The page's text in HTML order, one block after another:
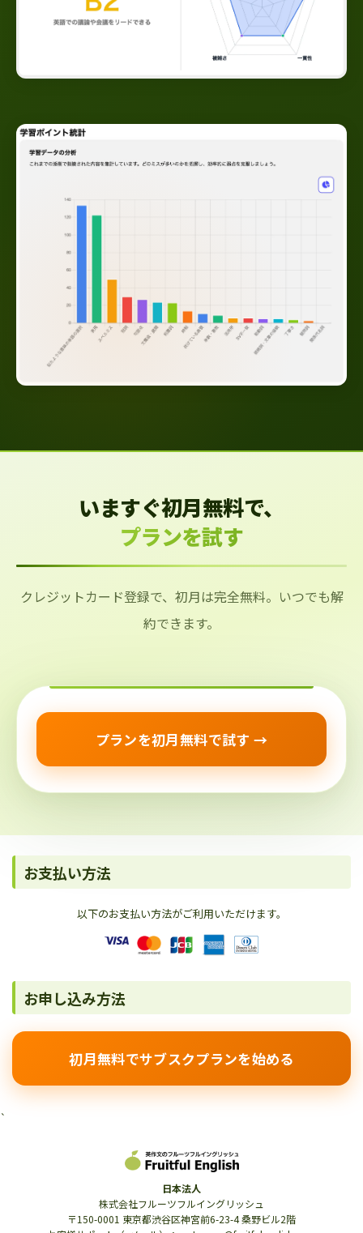
いますぐ初月無料で、
プランを試す
クレジットカード登録で、初月は完全無料。いつでも解
約できます。
プランを初月無料で試す →
お支払い方法
以下のお支払い方法がご利用いただけます。
お申し込み方法
初月無料でサブスクプランを始める
`
日本法人
株式会社フルーツフルイングリッシュ
〒150-0001 東京都渋谷区神宮前6-23-4 桑野ビル2階